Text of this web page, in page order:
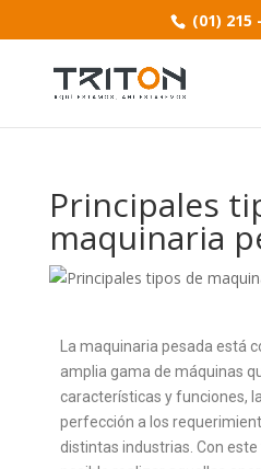
(01) 215
Principales
maquinaria
La maquinaria pesada está
amplia gama de máquinas
características y funciones,
perfección a los
distintas industrias. Con